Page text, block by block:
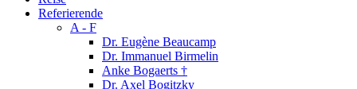
Referierende
A - F
Dr. Eugène Beaucamp
Dr. Immanuel Birmelin
Anke Bogaerts †
Dr. Axel Bogitzky